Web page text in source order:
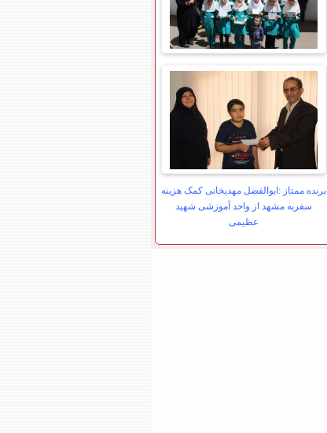
برنده ممتاز :ابوالفضل مهدیخانی کمک هزینه
سفربه مشهد از واحد آموزشی شهید
عظیمی